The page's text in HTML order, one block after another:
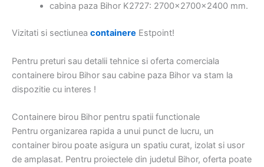
cabina paza Bihor K2727: 2700x2700x2400 mm.
Vizitati si sectiunea containere Estpoint!
Pentru preturi sau detalii tehnice si oferta comerciala
containere birou Bihor sau cabine paza Bihor va stam la
dispozitie cu interes !
Containere birou Bihor pentru spatii functionale
Pentru organizarea rapida a unui punct de lucru, un
container birou poate asigura un spatiu curat, izolat si usor
de amplasat. Pentru proiectele din judetul Bihor, oferta poate